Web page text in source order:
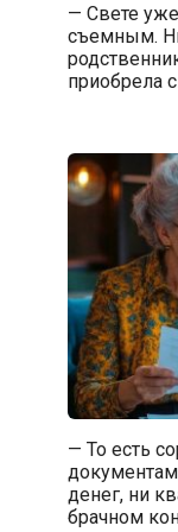
— Свете
съемным.
приобрела
— То есть
денег, ни
брачном